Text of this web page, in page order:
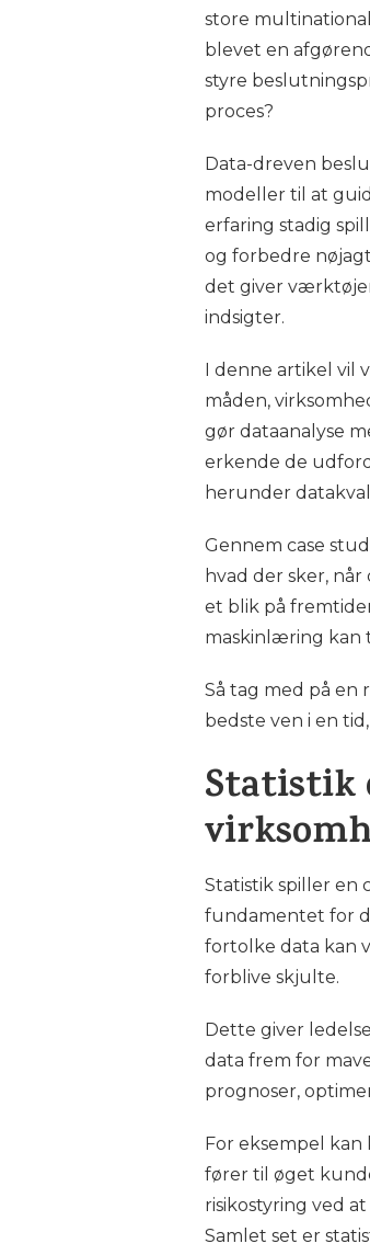
store
blevet en
styre
proces?
Data-dreven
modeller til at
erfaring stadig
og forbedre
det giver
indsigter.
I denne artikel vil
måden,
gør dataanalyse
erkende de
herunder
Gennem case
hvad der sker,
et blik på
maskinlæring kan
Så tag med på en
bedste ven i en
Statistik
Statistik spiller en
fundamentet for
fortolke data kan
forblive skjulte.
Dette giver
data frem for
prognoser,
For eksempel
fører til øget
risikostyring ved
Samlet set er